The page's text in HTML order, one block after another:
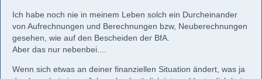
Ich habe noch nie in meinem Leben solch ein Durcheinander
von Aufrechnungen und Berechnungen bzw, Neuberechnungen
gesehen, wie auf den Bescheiden der BfA.
Aber das nur nebenbei....
Wenn sich etwas an deiner finanziellen Situation ändert, was ja